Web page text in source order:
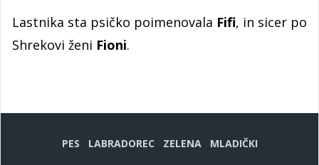
Lastnika sta psičko poimenovala Fifi, in sicer po
Shrekovi ženi Fioni.
PES LABRADOREC ZELENA MLADIČKI